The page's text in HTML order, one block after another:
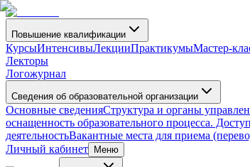
Повышение квалификации
КурсыИнтенсивыЛекцииПрактикумыМастер-
Лекторы
Логожурнал
Сведения об образовательной организации
Основные сведенияСтруктура и органы
оснащенность образовательного процесса.
деятельностьВакантные места для приема
Личный кабинет
Меню